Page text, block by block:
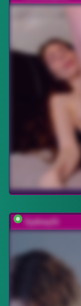
SydneySi